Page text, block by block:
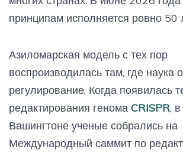
принципам исполняется ровно 50
Азиломарская модель с тех пор
воспроизводилась там, где наука
регулирование. Когда появилась
редактирования генома CRISPR,
Вашингтоне ученые собрались на
Международный саммит по